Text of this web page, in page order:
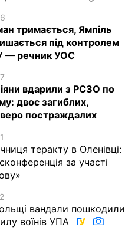
тримається, Ямпіль
під контролем
— речник УОС
вдарили з РСЗО по
двоє загиблих,
постраждалих
теракту в Оленівці:
за участі
вандали пошкодили
воїнів УПА